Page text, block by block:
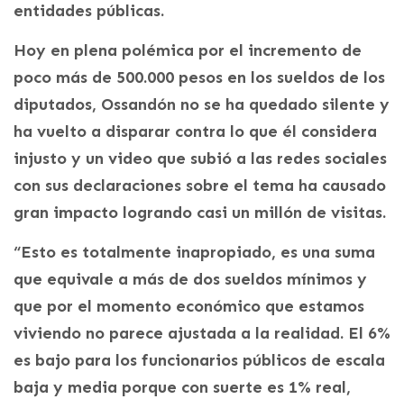
entidades públicas.
Hoy en plena polémica por el incremento de
poco más de 500.000 pesos en los sueldos de los
diputados, Ossandón no se ha quedado silente y
ha vuelto a disparar contra lo que él considera
injusto y un video que subió a las redes sociales
con sus declaraciones sobre el tema ha causado
gran impacto logrando casi un millón de visitas.
“Esto es totalmente inapropiado, es una suma
que equivale a más de dos sueldos mínimos y
que por el momento económico que estamos
viviendo no parece ajustada a la realidad. El 6%
es bajo para los funcionarios públicos de escala
baja y media porque con suerte es 1% real,